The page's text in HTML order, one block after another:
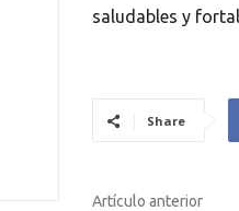
saludables y
Share
Artículo anterior